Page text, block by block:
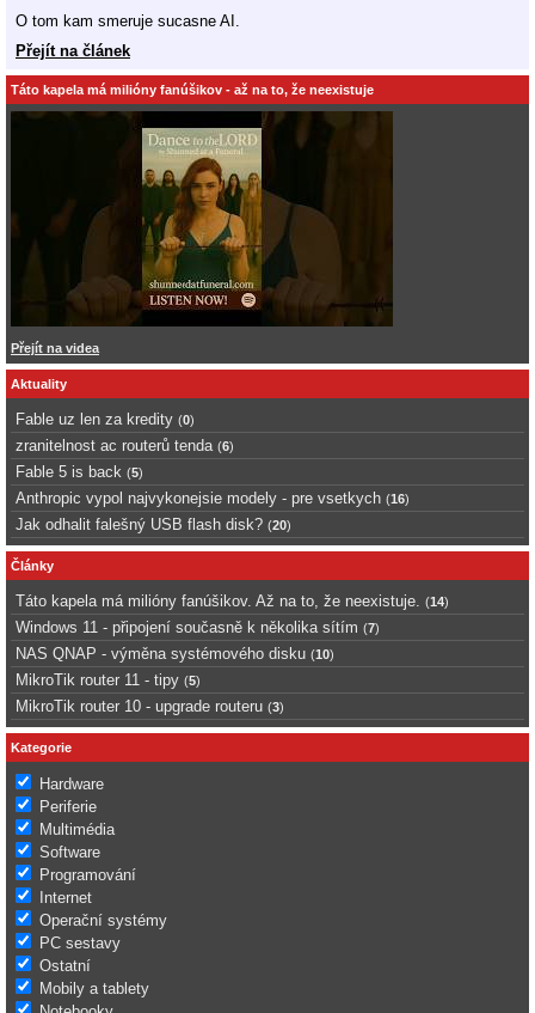
O tom kam smeruje sucasne AI.
Přejít na článek
Táto kapela má milióny fanúšikov - až na to, že neexistuje
Přejít na videa
Aktuality
Fable uz len za kredity (0)
zranitelnost ac routerů tenda (6)
Fable 5 is back (5)
Anthropic vypol najvykonejsie modely - pre vsetkych (16)
Jak odhalit falešný USB flash disk? (20)
Články
Táto kapela má milióny fanúšikov. Až na to, že neexistuje. (14)
Windows 11 - připojení současně k několika sítím (7)
NAS QNAP - výměna systémového disku (10)
MikroTik router 11 - tipy (5)
MikroTik router 10 - upgrade routeru (3)
Kategorie
Hardware
Periferie
Multimédia
Software
Programování
Internet
Operační systémy
PC sestavy
Ostatní
Mobily a tablety